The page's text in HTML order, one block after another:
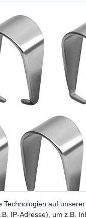
auf
IP-Adresse), um z.B.